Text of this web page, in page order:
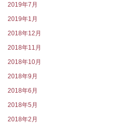
2019年7月
2019年1月
2018年12月
2018年11月
2018年10月
2018年9月
2018年6月
2018年5月
2018年2月